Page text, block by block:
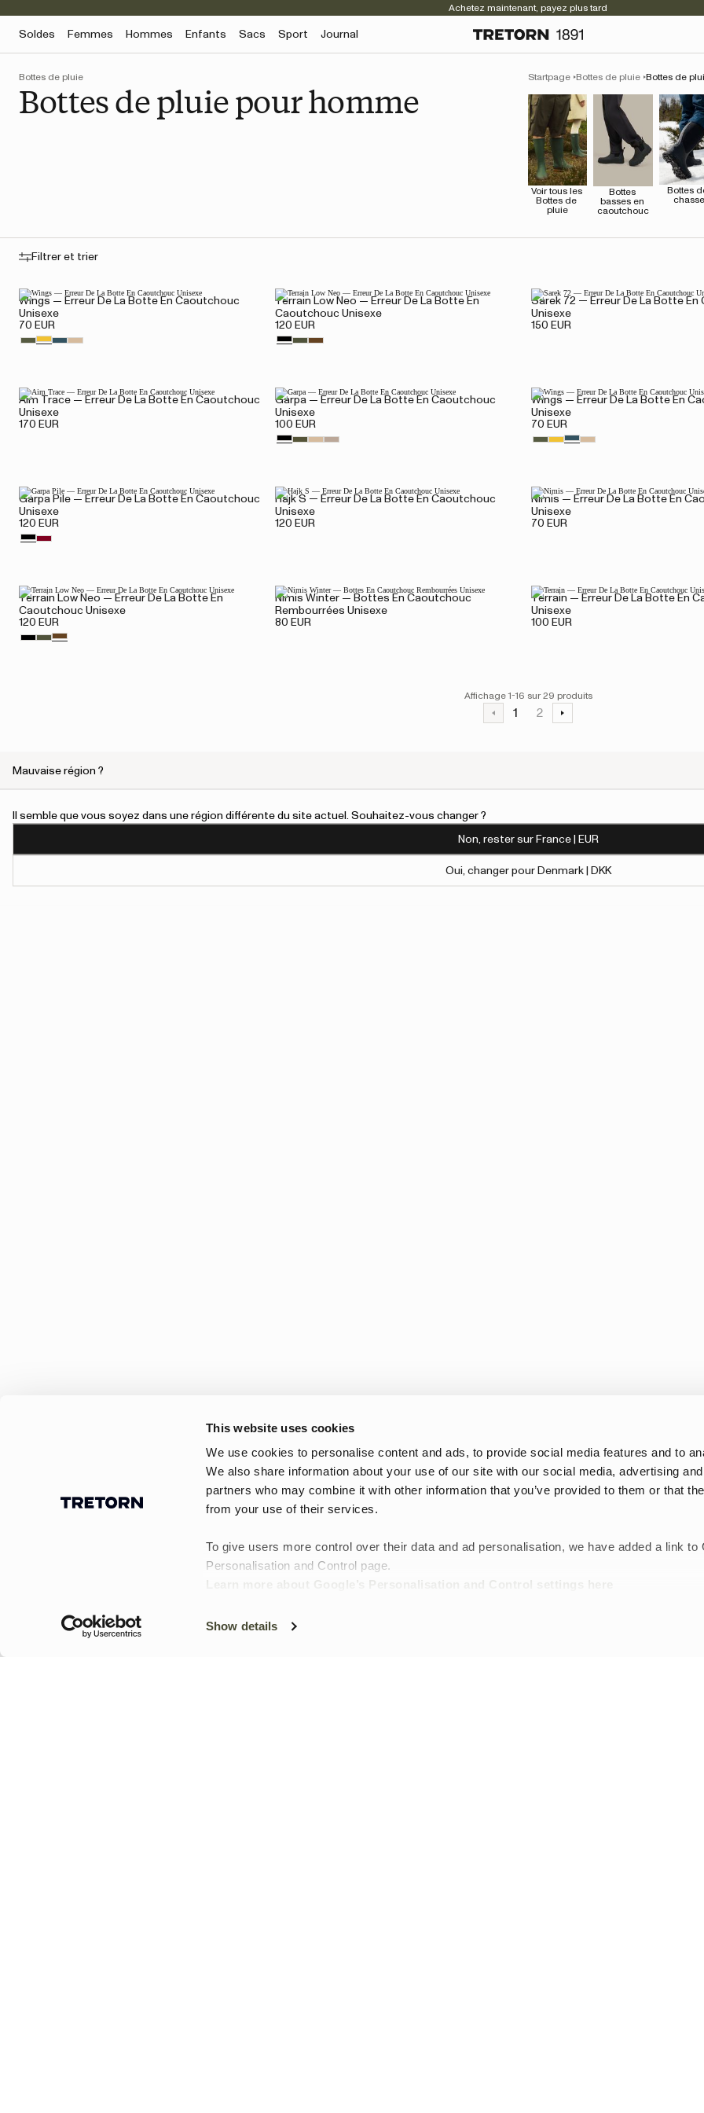
This website uses cookies
We use cookies to personalise content and ads, to provide social media features and to
We also share information about your use of our site with our social media, advertising
partners who may combine it with other information that you’ve provided to them or that
from your use of their services.
To give users more control over their data and ad personalisation, we have added a link to
Personalisation and Control page.
Learn more about Google’s Personalisation and Control settings
Show details
Achetez maintenant, payez plus tard
Soldes Femmes Hommes Enfants Sacs Sport Journal
Bottes de pluie
Bottes de pluie pour homme
Startpage Bottes de pluie Bottes de
Voir tous les
Bottes de
pluie
Bottes
basses en
caoutchouc
Bottes
chasse
Filtrer et trier
Wings — Erreur De La Botte En Caoutchouc
Unisexe
70 EUR
Terrain Low Neo — Erreur De La Botte En
Caoutchouc Unisexe
120 EUR
Sarek 72 — Erreur De La Botte En
Unisexe
150 EUR
Aim Trace — Erreur De La Botte En Caoutchouc
Unisexe
170 EUR
Garpa — Erreur De La Botte En Caoutchouc
Unisexe
100 EUR
Wings — Erreur De La Botte En
Unisexe
70 EUR
Garpa Pile — Erreur De La Botte En Caoutchouc
Unisexe
120 EUR
Hajk S — Erreur De La Botte En Caoutchouc
Unisexe
120 EUR
Nimis — Erreur De La Botte En
Unisexe
70 EUR
Terrain Low Neo — Erreur De La Botte En
Caoutchouc Unisexe
120 EUR
Nimis Winter — Bottes En Caoutchouc
Rembourrées Unisexe
80 EUR
Terrain — Erreur De La Botte En
Unisexe
100 EUR
Affichage 1-16 sur 29 produits
1 2
imperméables
Découvrez la vaste collection de bottes de pluie pour homme de Tretorn, où style, confort et fonctionnalité
occasions et à toutes les saisons. Forts de plus de 100 ans d’expertise dans la fabrication de bottes en
une qualité et des performances exceptionnelles.
Nos bottes de pluie sont conçues pour être bien plus que de simples chaussures pratiques : elles sont une
aux détails modernes, notre collection propose des modèles pour tous les goûts. Que vous recherchiez une
et fonctionnel pour les aventures en pleine nature, Tretorn offre un large choix répondant à tous les besoins.
L’un de nos modèles les plus emblématiques est la Tretorn Wings, une botte de pluie iconique reconnue
construction souple et flexible, la botte Wings convient aussi bien à une utilisation quotidienne qu’à des
processus de fabrication garantit une protection fiable pour garder vos pieds au sec et confortables dans
une adhérence optimale sur différents types de surfaces. Que vous affrontiez une journée pluvieuse en ville
Mauvaise région ?
Il semble que vous soyez dans une région différente du site actuel. Souhaitez-vous changer ?
Non, rester sur France | EUR
Oui, changer pour Denmark | DKK